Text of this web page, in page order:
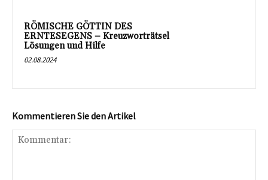
RÖMISCHE GÖTTIN DES
ERNTESEGENS – Kreuzworträtsel
Lösungen und Hilfe
02.08.2024
Kommentieren Sie den Artikel